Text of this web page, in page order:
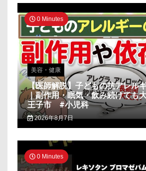
0 Minutes
美容・健康
【医師解説】子どもの抗アレル
｜副作用・眠気・飲み続けて
王子市 #小児科
2026年8月7日
0 Minutes